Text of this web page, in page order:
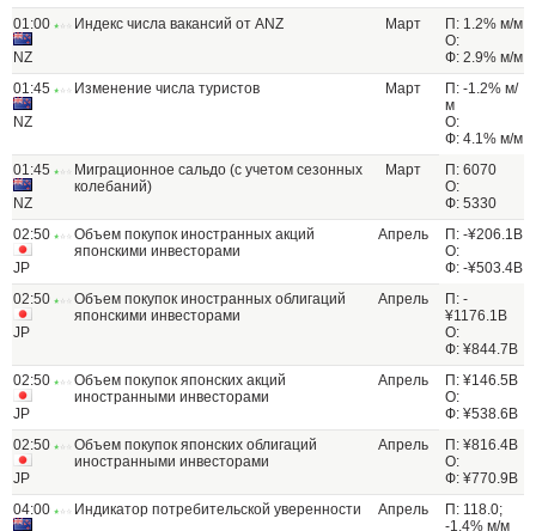
01:00
NZ
Индекс числа вакансий от ANZ Март
П: 1.2% м/м
О:
Ф: 2.9% м/м
01:45
NZ
Изменение числа туристов Март
П: -1.2% м/
м
О:
Ф: 4.1% м/м
01:45
NZ
Миграционное сальдо (с учетом сезонных
колебаний)
Март
П: 6070
О:
Ф: 5330
02:50
JP
Объем покупок иностранных акций
японскими инвесторами
Апрель
П: -¥206.1B
О:
Ф: -¥503.4B
02:50
JP
Объем покупок иностранных облигаций
японскими инвесторами
Апрель
П: -
¥1176.1B
О:
Ф: ¥844.7B
02:50
JP
Объем покупок японских акций
иностранными инвесторами
Апрель
П: ¥146.5B
О:
Ф: ¥538.6B
02:50
JP
Объем покупок японских облигаций
иностранными инвесторами
Апрель
П: ¥816.4B
О:
Ф: ¥770.9B
04:00
Индикатор потребительской уверенности Апрель
П: 118.0;
-1.4% м/м